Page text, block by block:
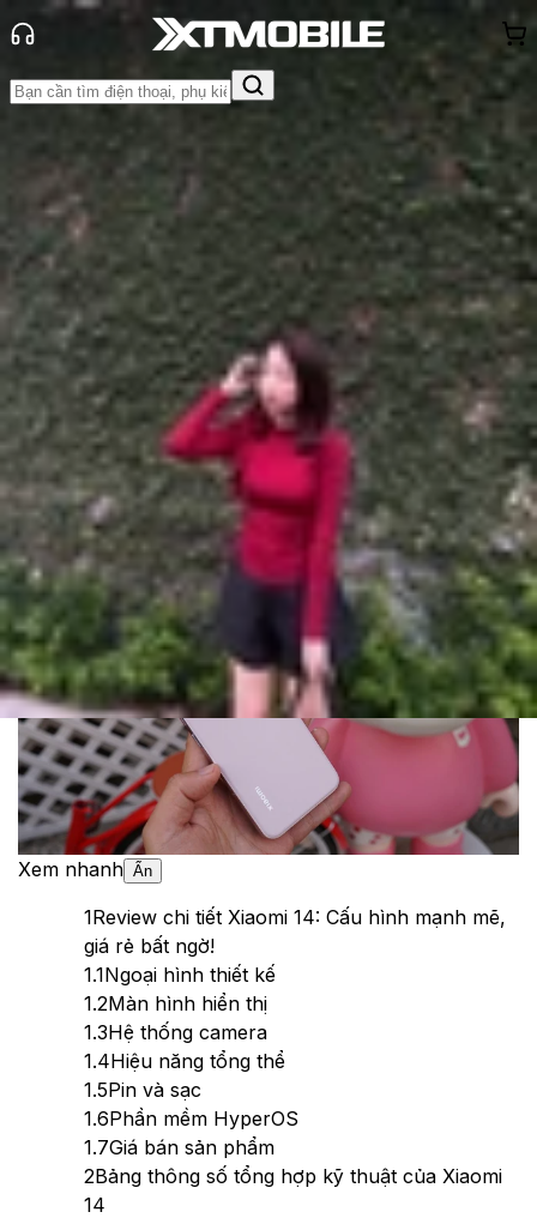
Tin tức
Đánh Giá - Trên Tay
Tin Mới
Đánh Giá - Trên Tay So Sánh Tư vấn
Khuyến
mãiThủ thuật Hỏi đáp App - Game Thông báo
Khách
hàng - Sự kiện
Đánh giá Xiaomi 14: Siêu phẩm năm
2023 đã chính thức xuất hiện!
Anh Thư
Ngày đăng:
05/11/2023
Cập nhật: 05/11/2023
Theo dõi XTMobile trên
Xem nhanh Ẩn
1Review chi tiết Xiaomi 14: Cấu hình mạnh mẽ,
giá rẻ bất ngờ!
1.1Ngoại hình thiết kế
1.2Màn hình hiển thị
1.3Hệ thống camera
1.4Hiệu năng tổng thể
1.5Pin và sạc
1.6Phần mềm HyperOS
1.7Giá bán sản phẩm
2Bảng thông số tổng hợp kỹ thuật của Xiaomi
14